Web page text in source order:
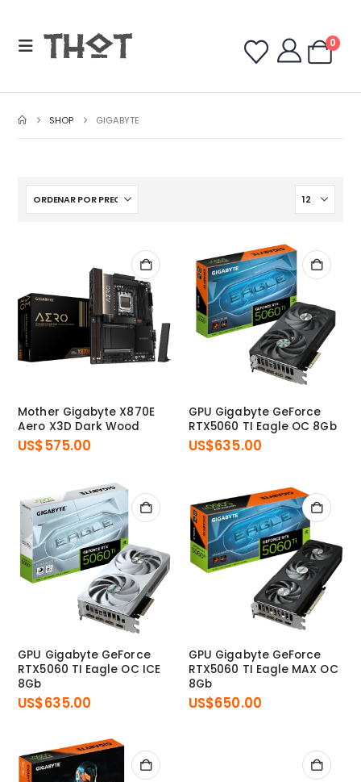
0
SHOP GIGABYTE
Mother Gigabyte X870E
Aero X3D Dark Wood
US$575.00
GPU Gigabyte GeForce
RTX5060 TI Eagle OC 8Gb
US$635.00
GPU Gigabyte GeForce
RTX5060 TI Eagle OC ICE
8Gb
US$635.00
GPU Gigabyte GeForce
RTX5060 TI Eagle MAX OC
8Gb
US$650.00